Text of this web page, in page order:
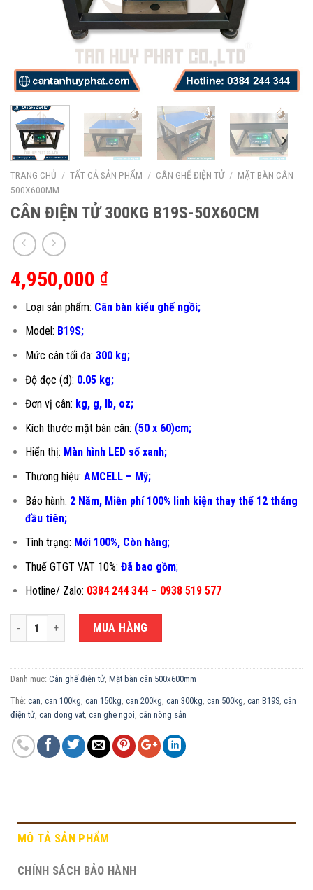
TRANG CHỦ / TẤT CẢ SẢN PHẨM / CÂN GHẾ ĐIỆN TỬ / MẶT BÀN CÂN
500X600MM
CÂN ĐIỆN TỬ 300KG B19S-50X60CM
4,950,000 ₫
Loại sản phẩm: Cân bàn kiểu ghế ngồi;
Model: B19S;
Mức cân tối đa: 300 kg;
Độ đọc (d): 0.05 kg;
Đơn vị cân: kg, g, lb, oz;
Kích thước mặt bàn cân: (50 x 60)cm;
Hiển thị: Màn hình LED số xanh;
Thương hiệu: AMCELL – Mỹ;
Bảo hành: 2 Năm, Miễn phí 100% linh kiện thay thế 12 tháng
đầu tiên;
Tình trạng: Mới 100%, Còn hàng;
Thuế GTGT VAT 10%: Đã bao gồm;
Hotline/ Zalo: 0384 244 344 – 0938 519 577
CÂN ĐIỆN TỬ 300KG B19S-50X60CM số lượng
MUA HÀNG
Danh mục: Cân ghế điện tử, Mặt bàn cân 500x600mm
Thẻ: can, can 100kg, can 150kg, can 200kg, can 300kg, can 500kg, can B19S, cân
điện tử, can dong vat, can ghe ngoi, cân nông sản
MÔ TẢ SẢN PHẨM
CHÍNH SÁCH BẢO HÀNH